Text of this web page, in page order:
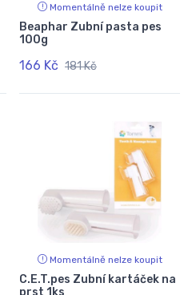
Momentálně nelze koupit
Beaphar Zubní pasta pes
100g
166 Kč 181 Kč
Momentálně nelze koupit
C.E.T.pes Zubní kartáček na